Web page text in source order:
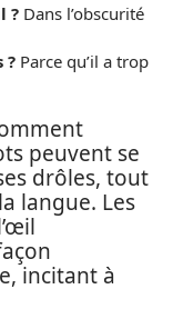
? Dans l’obscurité
? Parce qu’il a trop
peuvent se
drôles, tout
langue. Les
incitant à